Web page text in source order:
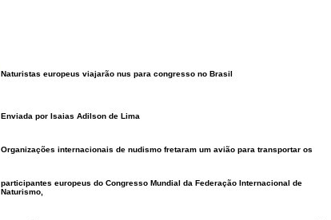
Naturistas europeus viajarão nus para congresso no Brasil
Enviada por Isaias Adilson de Lima
Organizações internacionais de nudismo fretaram um avião para transportar os
participantes europeus do Congresso Mundial da Federação Internacional de
Naturismo,